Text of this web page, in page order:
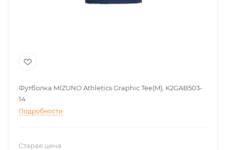
Футболка MIZUNO Athletics Graphic Tee(M), K2GAB503-
14
Подробности
Старая цена